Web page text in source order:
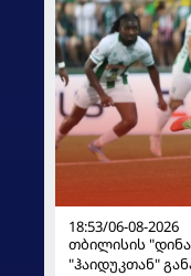
18:53/06-08-2026
თბილისის
"ჰაიდუკთან"